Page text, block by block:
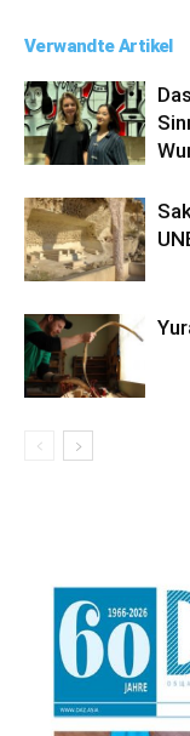
Verwandte Artikel